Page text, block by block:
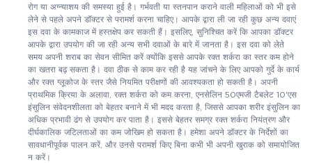
रोग या अग्न्याशय की समस्या हुई है। गर्भवती या स्तनपान कराने वाली महिलाओं को भी इसे
लेने से पहले अपने डॉक्टर से परामर्श करना चाहिए। आपके द्वारा ली जा रही कुछ अन्य दवाएं
इस दवा के कामकाज में हस्तक्षेप कर सकती हैं। इसलिए, सुनिश्चित करें कि आपका डॉक्टर
आपके द्वारा उपयोग की जा रही अन्य सभी दवाओं के बारे में जानता है। इस दवा को लेते
समय अपनी शराब का सेवन सीमित करें क्योंकि इससे आपके रक्त शर्करा का स्तर कम होने
का खतरा बढ़ सकता है। दवा ठीक से काम कर रही है यह जांचने के लिए आपको गुर्दे के कार्य
और रक्त ग्लूकोज के स्तर जैसे नियमित परीक्षणों की आवश्यकता हो सकती है। अपनी
प्राथमिक क्रिया के अलावा, रक्त शर्करा को कम करना, एनसेलिन 50एमजी टैबलेट 10'एस
इंसुलिन संवेदनशीलता को बेहतर बनाने में भी मदद करता है, जिससे आपका शरीर इंसुलिन का
अधिक प्रभावी ढंग से उपयोग कर पाता है। इससे बेहतर समग्र रक्त शर्करा नियंत्रण और
दीर्घकालिक जटिलताओं का कम जोखिम हो सकता है। हमेशा अपने डॉक्टर के निर्देशों का
सावधानीपूर्वक पालन करें, और उनसे परामर्श किए बिना कभी भी अपनी खुराक को समायोजित
न करें।